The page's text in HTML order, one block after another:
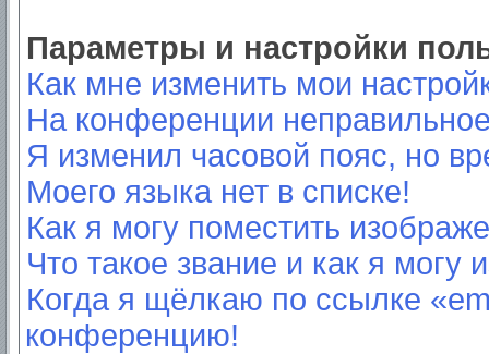
Параметры и настройки
Как мне изменить мои
На конференции
Я изменил часовой пояс, но
Моего языка нет в списке!
Как я могу поместить
Что такое звание и как я могу
Когда я щёлкаю по ссылке
конференцию!